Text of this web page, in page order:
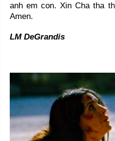
anh em con. Xin Cha tha
Amen.
LM DeGrandis